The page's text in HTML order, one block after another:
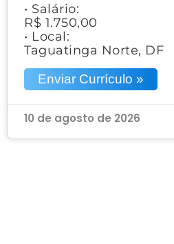
• Salário:
R$ 1.750,00
• Local:
Taguatinga Norte, DF
Enviar Currículo »
10 de agosto de 2026